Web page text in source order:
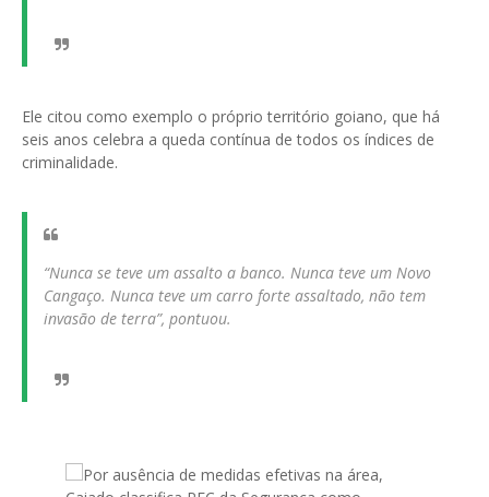
Ele citou como exemplo o próprio território goiano, que há
seis anos celebra a queda contínua de todos os índices de
criminalidade.
“Nunca se teve um assalto a banco. Nunca teve um Novo
Cangaço. Nunca teve um carro forte assaltado, não tem
invasão de terra”, pontuou.